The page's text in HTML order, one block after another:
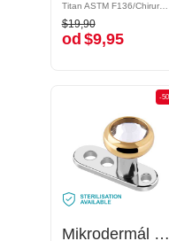
Titan ASTM F136/Chirurgická ocel 316L/Pokovená mosaz
$19,90
od$9,95
Titan ASTM F136/Chirurgická ocel 316L/Pokovená mosaz
$19,90
od $9,95
-50%
Mikrodermál (titan, lesklý povrch) s krystalovým kamínkem
-
Mikrodermál (titan, lesklý povrch) s krystalovým kamínkem